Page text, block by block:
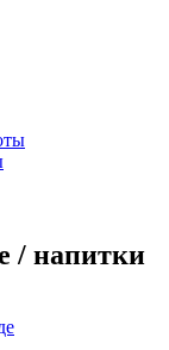
/ напитки